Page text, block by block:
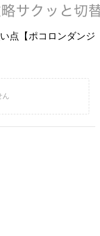
点【ポコロンダンジ